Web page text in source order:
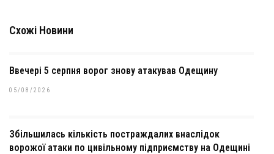
Схожі Новини
Ввечері 5 серпня ворог знову атакував Одещину
05/08/2026
Збільшилась кількість постраждалих внаслідок
ворожої атаки по цивільному підприємству на Одещині